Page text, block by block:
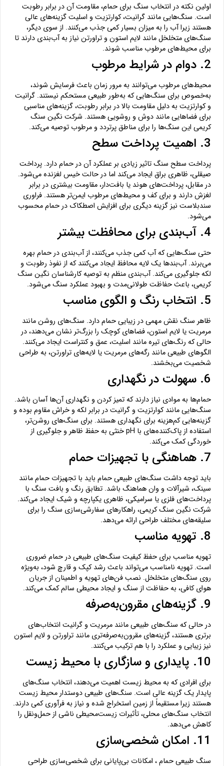
اولین نکته در انتخاب سنگ برای حمام، مقاومت آن در برابر رطوبت
است. سنگ‌هایی مانند گرانیت، کوارتزیت و اسلیت گزینه‌های عالی
هستند زیرا آب را به میزان بسیار کمی جذب می‌کنند. از سوی دیگر،
سنگ‌های متخلخل مانند لایم استون و تراورتن نیاز به آب‌بندی دارند تا
برای محیط‌های مرطوب مناسب شوند.
2. دوام در شرایط مرطوب
محیط‌های مرطوب می‌توانند به مرور زمان باعث فرسایش شوند،
به‌خصوص برای سنگ‌هایی که به‌طور طبیعی مستحکم نیستند. گرانیت
و کوارتزیت به دلیل مقاومت بالا در برابر رطوبت، گزینه‌های مناسبی
برای فضاهایی مانند دوش و روشویی هستند. شرکت نگین سنگ
کریمی این سنگ‌ها را برای مناطق پرتردد و مرطوب توصیه می‌کند.
3. اهمیت پرداخت سطح
پرداخت سطح سنگ تاثیر زیادی بر عملکرد آن در حمام دارد. پرداخت
صیقلی، ظاهری براق ایجاد می‌کند اما در حالت خیس لغزنده می‌شود.
در مقابل، پرداخت‌های هوند یا بافت‌دار، مقاومت بیشتری در برابر
لغزش دارند و برای کف و محیط‌های مرطوب ایمن‌تر هستند. فراوری
سندبلاست نیز گزینه دیگری برای افزایش اصطکاک در حمام محسوب
می‌شود.
4. آب‌بندی برای محافظت بیشتر
حتی سنگ‌هایی که آب کمی جذب می‌کنند، از آب‌بندی در حمام بهره
می‌برند. آب‌بندها یک لایه محافظ ایجاد می‌کنند که از نفوذ رطوبت و
لکه جلوگیری می‌کند. آب‌بندی منظم به توصیه کارشناسان نگین سنگ
کریمی، باعث حفاظت طولانی‌مدت و بهبود عملکرد سنگ می‌شود.
5. انتخاب رنگ و الگوی مناسب
ظاهر سنگ نقش مهمی در زیبایی حمام دارد. سنگ‌های روشن مانند
مرمریت یا لایم استون، فضاهای کوچک را بزرگ‌تر نشان می‌دهند، در
حالی که رنگ‌های تیره مانند اسلیت، عمق و کنتراست ایجاد می‌کنند.
الگوهای طبیعی مانند رگه‌های مرمریت یا لایه‌های تراورتن، به طراحی
شخصیت می‌بخشند.
6. سهولت در نگهداری
حمام‌ها به موادی نیاز دارند که تمیز کردن و نگهداری آن‌ها آسان باشد.
سنگ‌هایی مانند کوارتزیت و گرانیت در برابر لکه و خراش مقاوم بوده و
گزینه‌هایی کم‌هزینه برای نگهداری هستند. برای سنگ‌های روشن‌تر،
استفاده از پاک‌کننده‌های با pH خنثی به حفظ ظاهر و جلوگیری از
خوردگی کمک می‌کند.
7. هماهنگی با تجهیزات حمام
باید توجه داشت سنگ‌های طبیعی حمام باید با تجهیزات حمام مانند
سینک، شیرآلات و وان هماهنگ باشد. تطابق رنگ و بافت سنگ با
پرداخت‌های فلزی یا سرامیکی، ظاهری یکپارچه و شیک ایجاد می‌کند.
شرکت نگین سنگ کریمی، راهکارهای سفارشی‌سازی سنگ را برای
سلیقه‌های مختلف طراحی ارائه می‌دهد.
8. تهویه مناسب
تهویه مناسب برای حفظ کیفیت سنگ‌های طبیعی در حمام ضروری
است. تهویه نامناسب می‌تواند باعث رشد کپک و قارچ شود، به‌ویژه
روی سنگ‌های متخلخل. نصب فن‌های تهویه و اطمینان از جریان
هوای کافی، به حفاظت از سنگ و ایجاد محیطی سالم کمک می‌کند.
9. گزینه‌های مقرون‌به‌صرفه
در حالی که سنگ‌های طبیعی مانند مرمریت و گرانیت انتخاب‌های
برتری هستند، گزینه‌های مقرون‌به‌صرفه‌تری مانند تراورتن و لایم استون
نیز زیبایی و عملکرد را با هم ترکیب می‌کنند.
10. پایداری و سازگاری با محیط زیست
برای افرادی که به محیط زیست اهمیت می‌دهند، انتخاب سنگ‌های
پایدار یک گزینه عالی است. سنگ‌های طبیعی دوستدار محیط زیست
هستند زیرا مستقیماً از زمین استخراج شده و نیاز به فرآوری کمی دارند.
انتخاب سنگ‌های محلی، تأثیرات زیست‌محیطی ناشی از حمل‌ونقل را
کاهش می‌دهد.
11. امکان شخصی‌سازی
سنگ طبیعی حمام ، امکانات بی‌پایانی برای شخصی‌سازی طراحی